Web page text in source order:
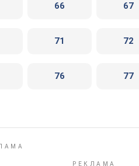
66 67
71 72
76 77